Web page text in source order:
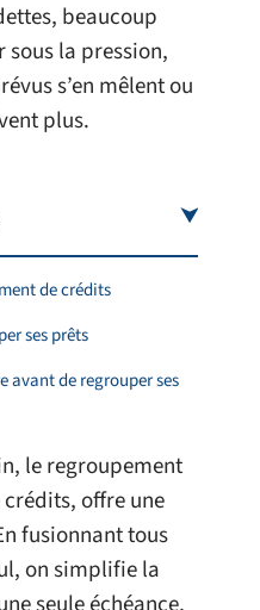
beaucoup
la pression,
s’en mêlent ou
plus.
de crédits
ses prêts
avant de regrouper ses
le regroupement
offre une
fusionnant tous
on simplifie la